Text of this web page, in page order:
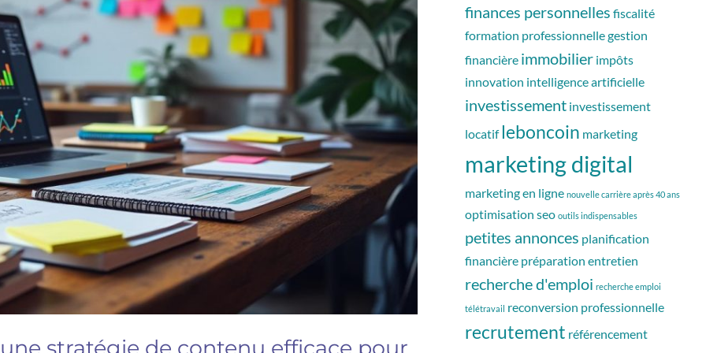
finances personnelles fiscalité
formation professionnellegestion
financière immobilier impôts
innovation intelligence artificielle
investissement investissement
locatif leboncoin marketing
marketing digital
marketing en ligne nouvelle carrière après 40 ans
optimisation seo outils indispensables
petites annonces planification
financière préparation entretien
recherche d'emploi recherche emploi
télétravail reconversion professionnelle
recrutement référencement